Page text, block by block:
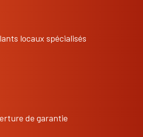
locaux spécialisés
de garantie